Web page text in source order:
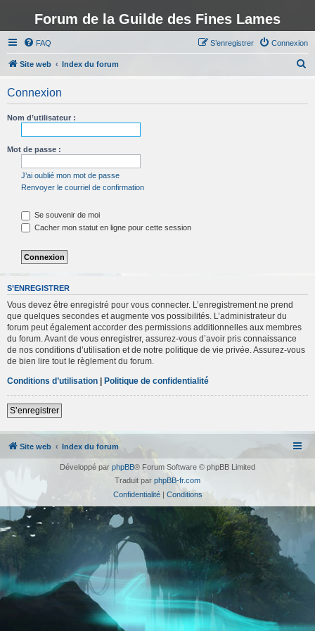
Forum de la Guilde des Fines Lames
FAQ Connexion
S’enregistrer
Site web Index du forum
Connexion
Nom d’utilisateur :
Mot de passe :
J’ai oublié mon mot de passe
Renvoyer le courriel de confirmation
Se souvenir de moi
Cacher mon statut en ligne pour cette session
S’ENREGISTRER
Vous devez être enregistré pour vous connecter. L’enregistrement ne prend
que quelques secondes et augmente vos possibilités. L’administrateur du
forum peut également accorder des permissions additionnelles aux membres
du forum. Avant de vous enregistrer, assurez-vous d’avoir pris connaissance
de nos conditions d’utilisation et de notre politique de vie privée. Assurez-vous
de bien lire tout le règlement du forum.
Conditions d’utilisation | Politique de confidentialité
S’enregistrer
Site web Index du forum
Développé par phpBB® Forum Software © phpBB Limited
Traduit par phpBB-fr.com
Confidentialité| Conditions